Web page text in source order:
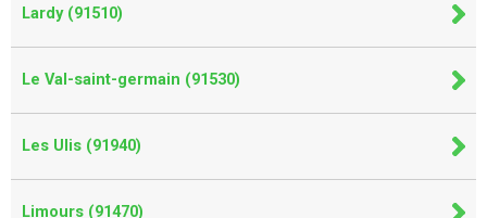
Lardy (91510)
Le Val-saint-germain (91530)
Les Ulis (91940)
Limours (91470)